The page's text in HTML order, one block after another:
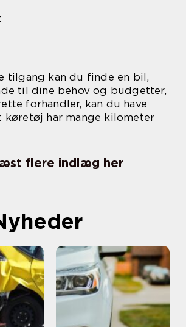
tilgang kan du finde en bil,
til dine behov og budgetter,
forhandler, kan du have
har mange kilometer
flere indlæg her